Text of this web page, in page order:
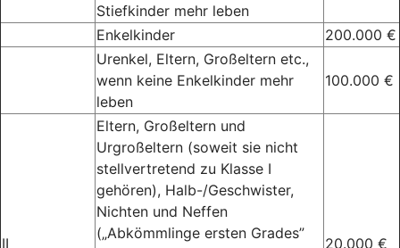
Stiefkinder mehr leben
Enkelkinder
200.000 €
Urenkel, Eltern, Großeltern etc.,
wenn keine Enkelkinder mehr
leben
100.000 €
II
Eltern, Großeltern und
Urgroßeltern (soweit sie nicht
stellvertretend zu Klasse I
gehören), Halb-/Geschwister,
Nichten und Neffen
(„Abkömmlinge ersten Grades”
20.000 €